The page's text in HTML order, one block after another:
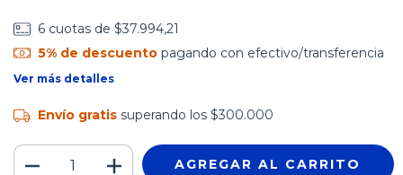
6 cuotas de $37.994,21
5% de descuentopagando con efectivo/transferencia
Ver más detalles
Envío gratis superando los $300.000